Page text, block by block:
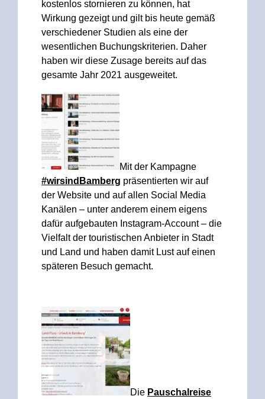
kostenlos stornieren zu können, hat
Wirkung gezeigt und gilt bis heute gemäß
verschiedener Studien als eine der
wesentlichen Buchungskriterien. Daher
haben wir diese Zusage bereits auf das
gesamte Jahr 2021 ausgeweitet.
Mit der Kampagne
#wirsindBamberg präsentierten wir auf
der Website und auf allen Social Media
Kanälen – unter anderem einem eigens
dafür aufgebauten Instagram-Account – die
Vielfalt der touristischen Anbieter in Stadt
und Land und haben damit Lust auf einen
späteren Besuch gemacht.
Die Pauschalreise